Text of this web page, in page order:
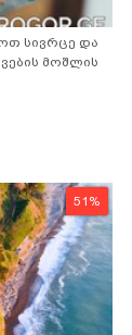
სივრცე და
მოშლის
51%